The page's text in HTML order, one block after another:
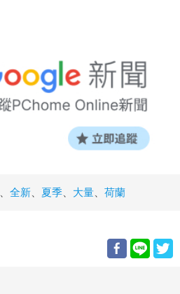
全新 夏季 大量 荷蘭